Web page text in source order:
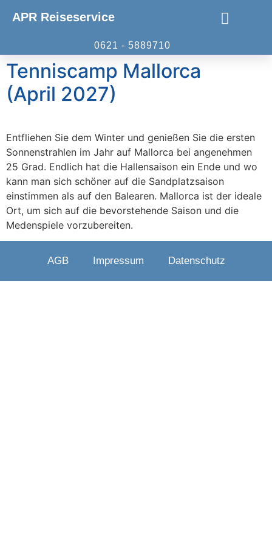
APR Reiseservice
0621 - 5889710
Tenniscamp Mallorca
(April 2027)
Entfliehen Sie dem Winter und genießen Sie die ersten
Sonnenstrahlen im Jahr auf Mallorca bei angenehmen
25 Grad. Endlich hat die Hallensaison ein Ende und wo
kann man sich schöner auf die Sandplatzsaison
einstimmen als auf den Balearen. Mallorca ist der ideale
Ort, um sich auf die bevorstehende Saison und die
Medenspiele vorzubereiten.
AGB Impressum Datenschutz